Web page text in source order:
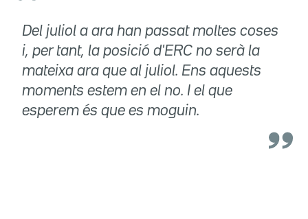
Del juliol a ara han passat moltes coses
i, per tant, la posició d'ERC no serà la
mateixa ara que al juliol. Ens aquests
moments estem en el no. I el que
esperem és que es moguin.